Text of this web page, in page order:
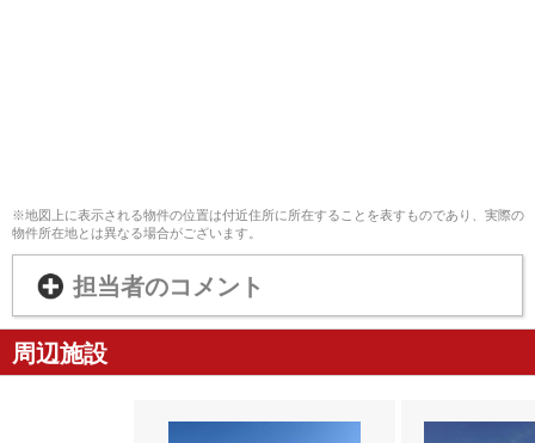
※地図上に表示される物件の位置は付近住所に所在することを表すものであり、実際の
物件所在地とは異なる場合がございます。
担当者のコメント
周辺施設